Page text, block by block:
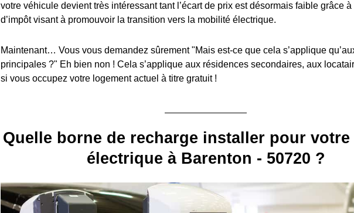
votre véhicule devient très intéressant tant l’écart de prix est désormais faible grâce
d’impôt visant à promouvoir la transition vers la mobilité électrique.
Maintenant… Vous vous demandez sûrement "Mais est-ce que cela s’applique
principales ?" Eh bien non ! Cela s’applique aux résidences secondaires, aux
si vous occupez votre logement actuel à titre gratuit !
Quelle borne de recharge installer pour
électrique à Barenton - 50720 ?